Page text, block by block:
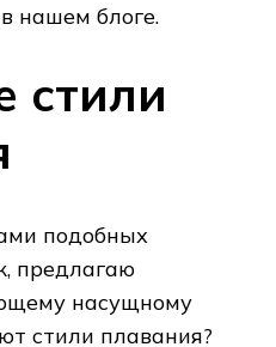
нашем блоге.
стили
подобных
предлагаю
насущному
стили плавания?